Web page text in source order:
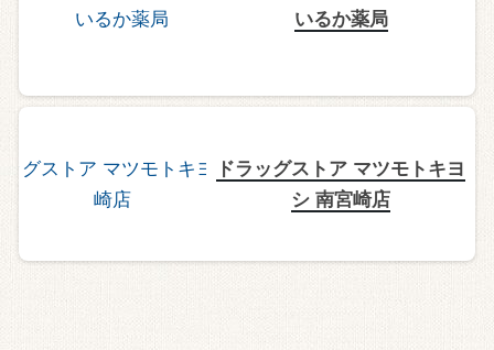
いるか薬局
ドラッグストア マツモトキヨ
シ 南宮崎店